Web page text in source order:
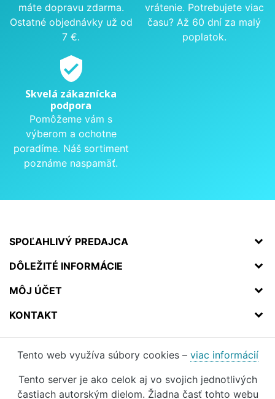
máte dopravu zdarma.
Ostatné objednávky už od
7 €.
vrátenie. Potrebujete viac
času? Až 60 dní za malý
poplatok.
verified_user
Skvelá zákaznícka
podpora
Pomôžeme vám s
výberom a ochotne
poradíme. Náš sortiment
poznáme naspamäť.
SPOĽAHLIVÝ PREDAJCA
DÔLEŽITÉ INFORMÁCIE
MÔJ ÚČET
KONTAKT
Tento web využíva súbory cookies – viac informácií
Tento server je ako celok aj vo svojich jednotlivých
častiach autorským dielom. Žiadna časť tohto webu